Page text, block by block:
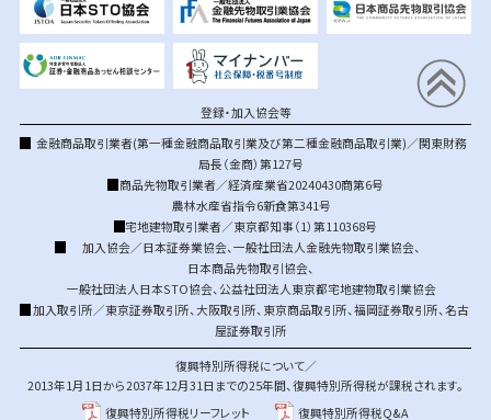
登録・加入協会等
金融商品取引業者(第一種金融商品取引業及び第二種金融商品取引業)／関東財務
局長（金商）第127号
商品先物取引業者／経済産業省20240430商第6号
農林水産省指令6新食第341号
宅地建物取引業者／東京都知事（1）第110368号
加入協会／日本証券業協会、 一般社団法人金融先物取引業協会、
日本商品先物取引協会、
一般社団法人日本STO協会、 公益社団法人東京都宅地建物取引業協会
加入取引所／東京証券取引所、大阪取引所、 東京商品取引所、福岡証券取引所、名古
屋証券取引所
復興特別所得税について／
2013年1月1日から2037年12月31日までの25年間、復興特別所得税が課税されます。
復興特別所得税リーフレット
復興特別所得税Q&A